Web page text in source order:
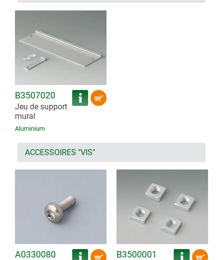
B3507020
Jeu de support
mural
Aluminium
ACCESSOIRES "VIS"
A0330080 B3500001